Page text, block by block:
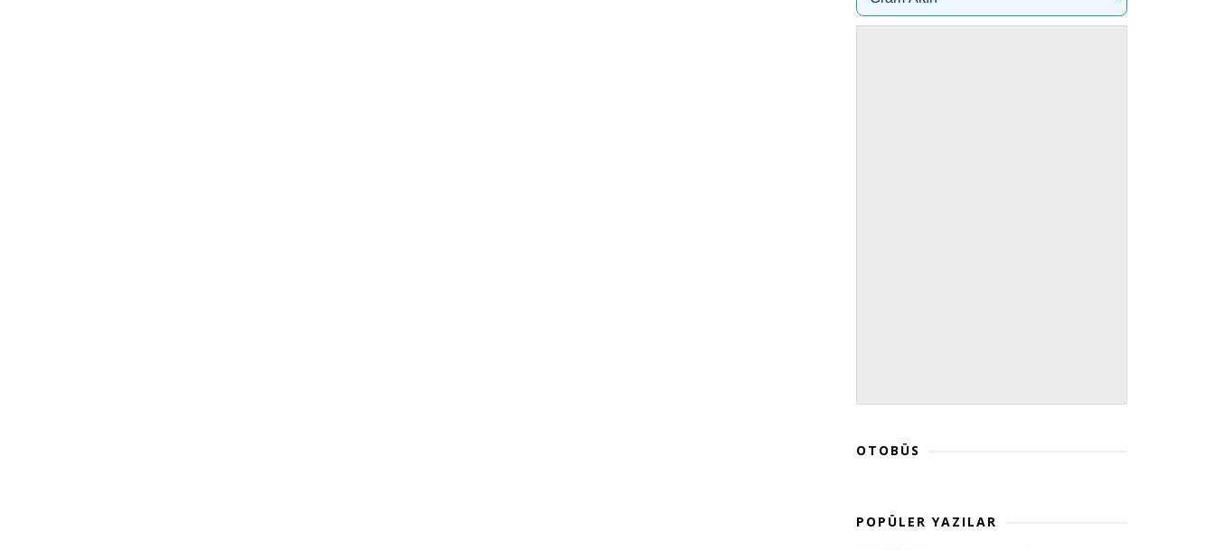
OTOBÜS
POPÜLER YAZILAR